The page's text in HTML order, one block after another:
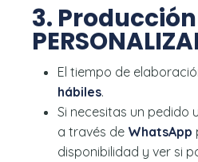
3.
El tiempo de
hábiles.
Si necesitas un pedido
a través de WhatsApp
disponibilidad y ver si